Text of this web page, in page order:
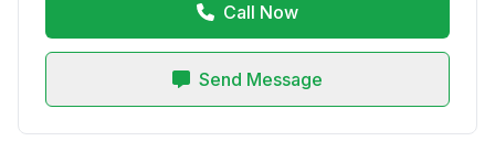
Call Now
Send Message